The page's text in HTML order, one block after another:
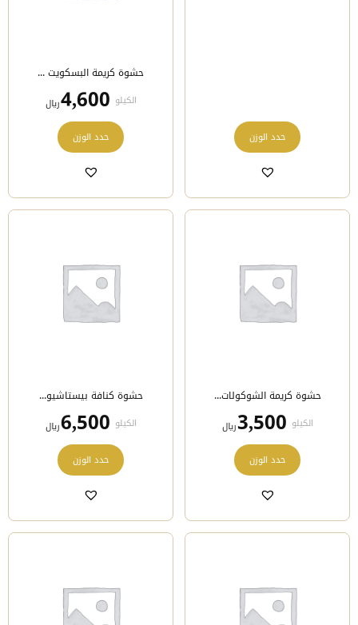
حدد الوزنهناك
العديد
من
الأشكال
لهذا
الخيارات
على
صفحة
المنتج
حشوة كريمة البسكويت ...
الكيلو 4,600﷼
حدد الوزنهناك
العديد
من
الأشكال
لهذا
الخيارات
على
صفحة
المنتج
حشوة كريمة الشوكولات...
الكيلو 3,500﷼
حدد الوزنهناك
العديد
من
الأشكال
لهذا
الخيارات
على
صفحة
حشوة كنافة بيستاشيو...
الكيلو 6,500﷼
حدد الوزنهناك
العديد
من
الأشكال
لهذا
الخيارات
على
صفحة